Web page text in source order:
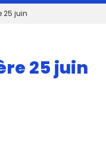
25 juin
25 juin